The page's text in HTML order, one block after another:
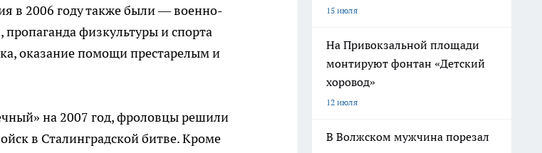
в 2006 году также были — военно-
физкультуры и спорта
оказание помощи престарелым и
на 2007 год, фроловцы решили
в Сталинградской битве. Кроме
15 июля
На Привокзальной площади
монтируют фонтан «Детский
хоровод»
12 июля
В Волжском мужчина порезал